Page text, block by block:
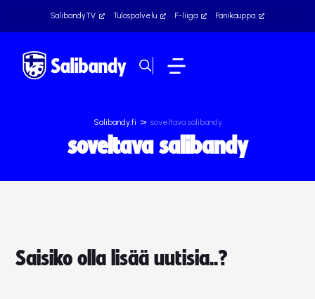
SalibandyTV Tulospalvelu F-liiga Fanikauppa
Salibandy.fi > soveltava salibandy
soveltava salibandy
Saisiko olla lisää uutisia..?